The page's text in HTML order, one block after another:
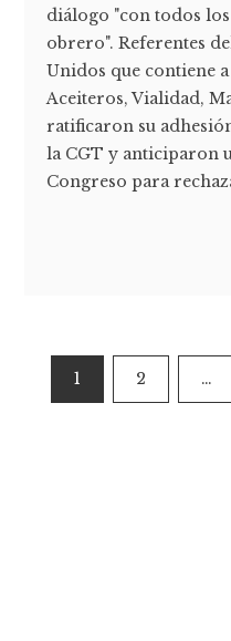
diálogo "con todos
obrero". Referentes
Unidos que contiene
Aceiteros, Vialidad,
ratificaron su
la CGT y anticiparon
Congreso para
Paginación
de
1 2 …